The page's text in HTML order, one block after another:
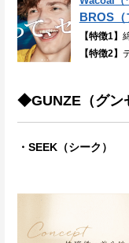
BROS（
【特徴1】
【特徴2】
◆GUNZE（グン
・SEEK（シーク）